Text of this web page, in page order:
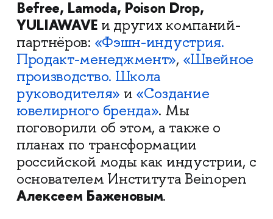
Befree, Lamoda, Poison Drop,
YULIAWAVE и других компаний-
партнёров: «Фэшн-индустрия.
Продакт-менеджмент», «Швейное
производство. Школа
руководителя» и «Создание
ювелирного бренда». Мы
поговорили об этом, а также о
планах по трансформации
российской моды как индустрии, с
основателем Института Beinopen
Алексеем Баженовым.